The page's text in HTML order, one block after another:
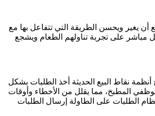
أن يغير ويحسن الطريقة التي تتفاعل بها مع
مباشر على تجربة تناولهم الطعام ويشجع
نقاط البيع الحديثة أخذ الطلبات بشكل
المطبخ، مما يقلل من الأخطاء وأوقات
الطلبات على الطاولة إرسال الطلبات